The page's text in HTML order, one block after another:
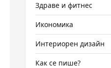
Здраве и фитнес
Икономика
Интериорен дизайн
Как се пише?